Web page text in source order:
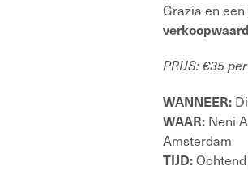
Grazia en een
PRIJS: €35
WANNEER:
WAAR: Neni
Amsterdam
TIJD: